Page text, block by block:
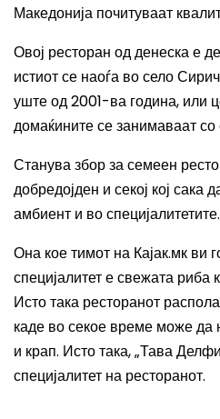
Македонија почитуваат
Овој ресторан од денеска е
истиот се наоѓа во село
уште од 2001-ва година, или
домаќините се занимаваат со
Станува збор за семеен
добредојден и секој кој сака
амбиент и во специјалитетите.
Она кое тимот на Кајак.мк ви
специјалитет е свежата риба
Исто така ресторанот
каде во секое време може да
и крап. Исто така, „Тава
специјалитет на ресторанот.